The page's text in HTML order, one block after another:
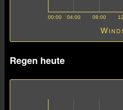
00:00 04:00 08:00
Regen heute